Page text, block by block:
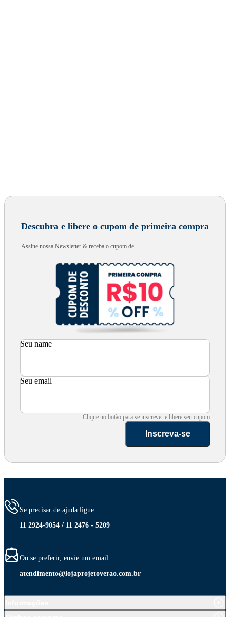
Descubra e libere o cupom de primeira compra
Assine nossa Newsletter & receba o cupom de...
Seu name
Seu email
Clique no botão para se inscrever e libere seu cupom
Inscreva-se
Se precisar de ajuda ligue:
11 2924-9054 / 11 2476 - 5209
Ou se preferir, envie um email:
atendimento@lojaprojetoverao.com.br